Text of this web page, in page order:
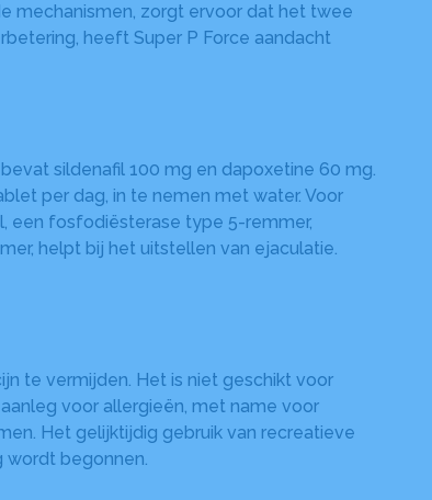
mechanismen, zorgt ervoor dat het twee
heeft Super P Force aandacht
sildenafil 100 mg en dapoxetine 60 mg.
per dag, in te nemen met water. Voor
een fosfodiësterase type 5-remmer,
helpt bij het uitstellen van ejaculatie.
te vermijden. Het is niet geschikt voor
voor allergieën, met name voor
Het gelijktijdig gebruik van recreatieve
wordt begonnen.